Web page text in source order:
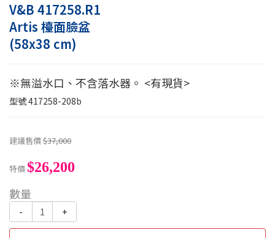
V&B 417258.R1
Artis 檯面臉盆
(58x38 cm)
※無溢水口、不含落水器。 <有現貨>
型號417258-208b
建議售價$37,000
特價$26,200
數量
- +